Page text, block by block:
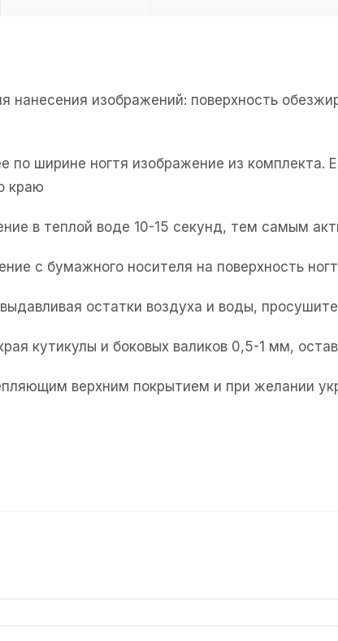
нанесения изображений: поверхность
по ширине ногтя изображение из комплекта.
краю
в теплой воде 10-15 секунд, тем самым
с бумажного носителя на поверхность
остатки воздуха и воды, просушите
кутикулы и боковых валиков 0,5-1 мм,
верхним покрытием и при желании